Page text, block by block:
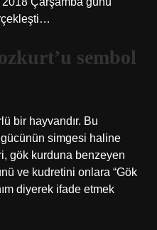
sembol
bir hayvandır. Bu
simgesi haline
gök kurduna benzeyen
ve kudretini onlara “Gök
diyerek ifade etmek